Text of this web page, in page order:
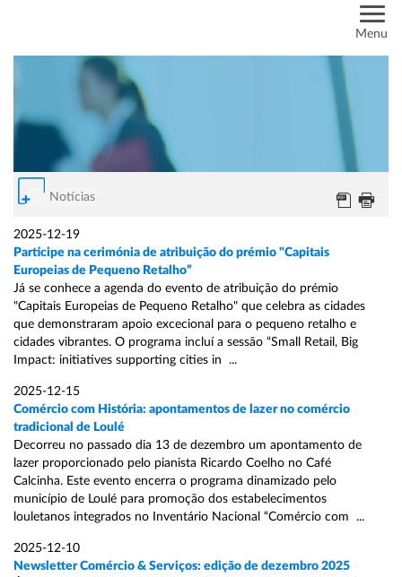
Menu
Notícias
2025-12-19
Participe na cerimónia de atribuição do prémio "Capitais
Europeias de Pequeno Retalho”
Já se conhece a agenda do evento de atribuição do prémio
"Capitais Europeias de Pequeno Retalho" que celebra as cidades
que demonstraram apoio excecional para o pequeno retalho e
cidades vibrantes. O programa incluí a sessão “Small Retail, Big
Impact: initiatives supporting cities in ...
2025-12-15
Comércio com História: apontamentos de lazer no comércio
tradicional de Loulé
Decorreu no passado dia 13 de dezembro um apontamento de
lazer proporcionado pelo pianista Ricardo Coelho no Café
Calcinha. Este evento encerra o programa dinamizado pelo
município de Loulé para promoção dos estabelecimentos
louletanos integrados no Inventário Nacional “Comércio com ...
2025-12-10
Newsletter Comércio & Serviços: edição de dezembro 2025